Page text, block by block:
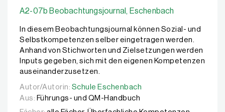
A2-07b Beobachtungsjournal, Eschenbach
In diesem Beobachtungsjournal können Sozial- und
Selbstkompetenzen selber eingetragen werden.
Anhand von Stichworten und Zielsetzungen werden
Inputs gegeben, sich mit den eigenen Kompetenzen
auseinanderzusetzen.
Autor/Autorin: Schule Eschenbach
Autor/Autorin: Schule Eschenbach
Aus: Führungs- und QM-Handbuch